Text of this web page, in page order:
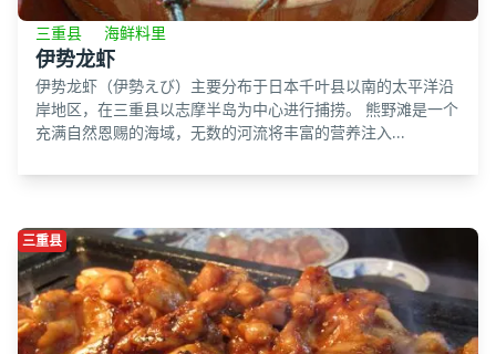
三重县 海鲜料里
伊势龙虾
伊势龙虾（伊勢えび）主要分布于日本千叶县以南的太平洋沿
岸地区，在三重县以志摩半岛为中心进行捕捞。 熊野滩是一个
充满自然恩赐的海域，无数的河流将丰富的营养注入...
三重县